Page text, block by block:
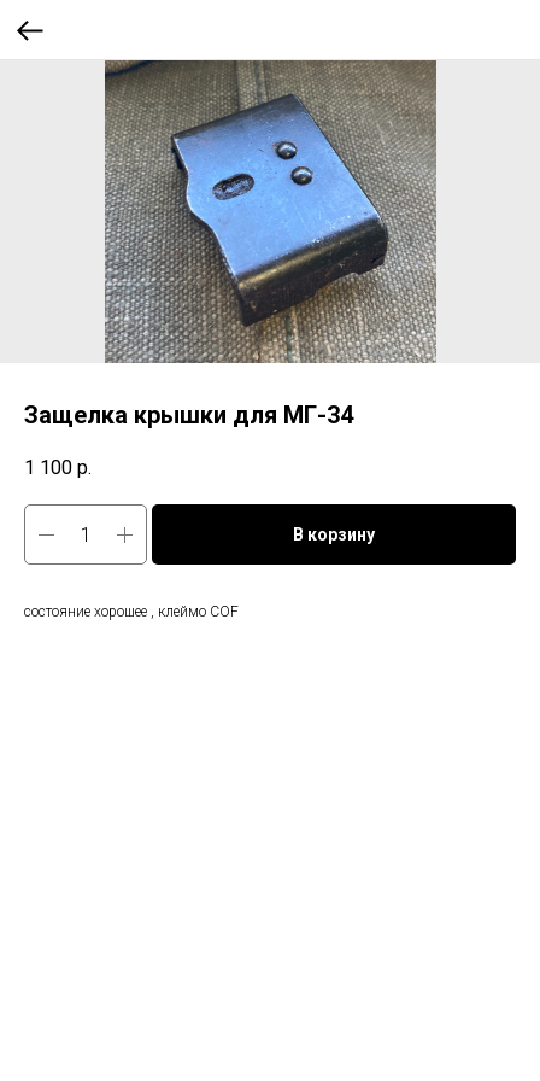
Защелка крышки для МГ-34
1 100 р.
В корзину
состояние хорошее , клеймо COF